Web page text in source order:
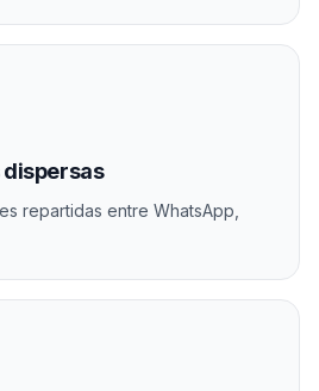
repartidas entre WhatsApp,